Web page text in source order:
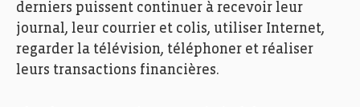
derniers puissent continuer à recevoir leur
journal, leur courrier et colis, utiliser Internet,
regarder la télévision, téléphoner et réaliser
leurs transactions financières.